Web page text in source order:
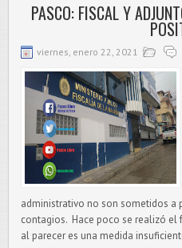
PASCO: FISCAL Y
viernes, enero 22, 2021
administrativo no son sometidos a
contagios. Hace poco se realizó
al parecer es una medida